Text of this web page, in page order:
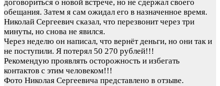
договориться о новой встрече, но не сдержал своего
обещания. Затем я сам ожидал его в назначенное время.
Николай Сергеевич сказал, что перезвонит через три
минуты, но снова не явился.
Через неделю он написал, что вернёт деньги, но они так и
не поступили. Я потерял 50 270 рублей!!!
Рекомендую проявлять осторожность и избегать
контактов с этим человеком!!!
Фото Николая Сергеевича представлено в отзыве.